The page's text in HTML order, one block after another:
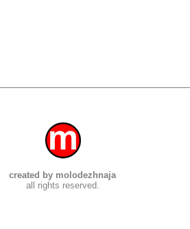
created by molodezhnaja
all rights reserved.